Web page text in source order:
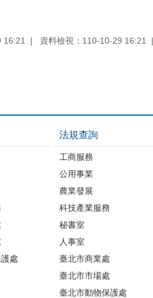
16:21 資料檢視：110-10-29 16:21
處
法規查詢
工商服務
公用事業
農業發展
科技產業服務
秘書室
人事室
臺北市商業處
臺北市市場處
臺北市動物保護處